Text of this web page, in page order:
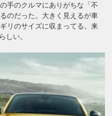
手のクルマにありがちな「不
のだった。大きく見えるが車
リのサイズに収まってる。来
しい。